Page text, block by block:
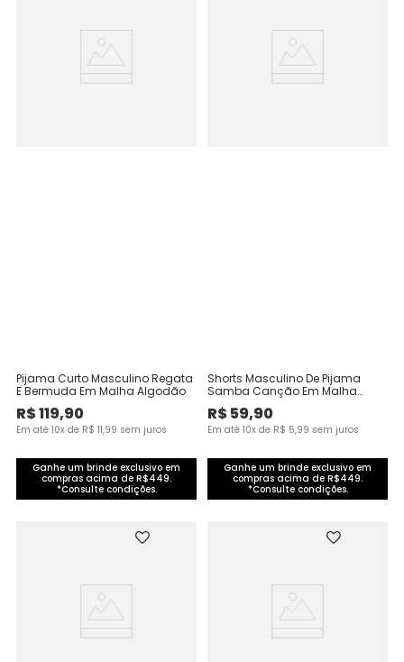
Pijama Curto Masculino Regata
E Bermuda Em Malha Algodão
R$119,90
Em até 10x de R$ 11,99 sem juros
Ganhe um brinde exclusivo em
compras acima de R$449.
*Consulte condições.
Shorts Masculino De Pijama
Samba Canção Em Malha
Algodão
R$59,90
Em até 10x de R$ 5,99 sem juros
Ganhe um brinde exclusivo em
compras acima de R$449.
*Consulte condições.